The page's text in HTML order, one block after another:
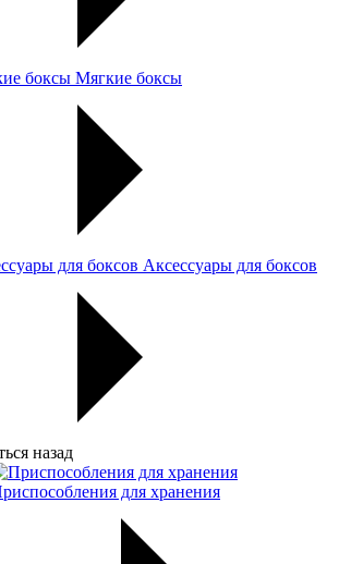
Мягкие боксы
Аксессуары для боксов
назад
для хранения